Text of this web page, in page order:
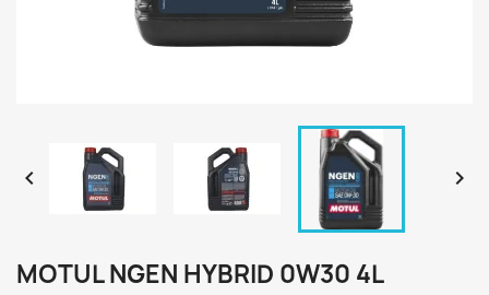
 
MOTUL NGEN HYBRID 0W30 4L